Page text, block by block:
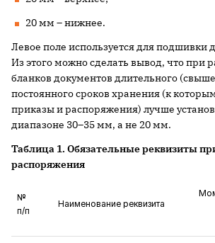
20 мм – нижнее.
Левое поле используется для подшивки
Из этого можно сделать вывод, что при
бланков документов длительного
постоянного сроков хранения (к
приказы и распоряжения) лучше
диапазоне 30–35 мм, а не 20 мм.
Таблица 1. Обязательные реквизиты
распоряжения
№
п/п
Наименование реквизита